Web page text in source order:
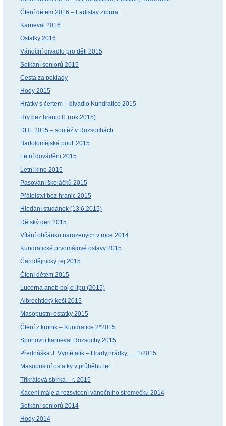
Čtení dětem 2016 – Ladislav Zibura
Karneval 2016
Ostatky 2016
Vánoční divadlo pro děti 2015
Setkání seniorů 2015
Cesta za poklady
Hody 2015
Hrátky s čertem – divadlo Kundratice 2015
Hry bez hranic II. (rok 2015)
DHL 2015 – soutěž v Rozsochách
Bartolomějská pouť 2015
Letní dovádění 2015
Letní kino 2015
Pasování školáčků 2015
Přátelství bez hranic 2015
Hledání studánek (13.6.2015)
Dětský den 2015
Vítání občánků narozených v roce 2014
Kundratické prvomájové oslavy 2015
Čarodějnický rej 2015
Čtení dětem 2015
Lucerna aneb boj o lípu (2015)
Albrechtický košt 2015
Masopustní ostatky 2015
Čtení z kronik – Kundratice 2*2015
Sportovní karneval Rozsochy 2015
Přednáška J. Vymětalík – Hrady,hrádky, … 1/2015
Masopustní ostatky v průběhu let
Tříkrálová sbírka – r. 2015
Kácení máje a rozsvícení vánočního stromečku 2014
Setkání seniorů 2014
Hody 2014